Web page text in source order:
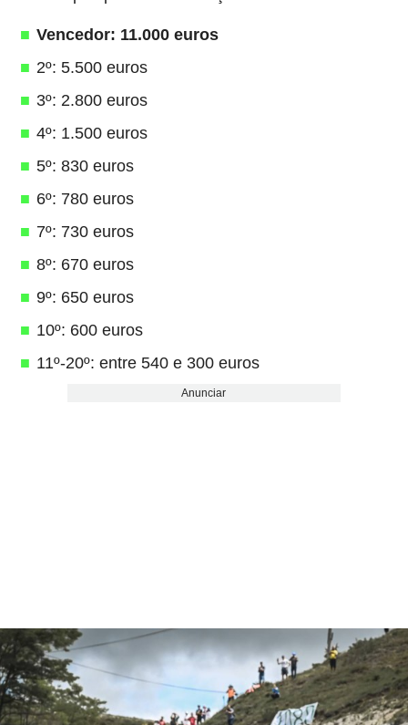
Vencedor: 11.000 euros
2º: 5.500 euros
3º: 2.800 euros
4º: 1.500 euros
5º: 830 euros
6º: 780 euros
7º: 730 euros
8º: 670 euros
9º: 650 euros
10º: 600 euros
11º-20º: entre 540 e 300 euros
Anunciar